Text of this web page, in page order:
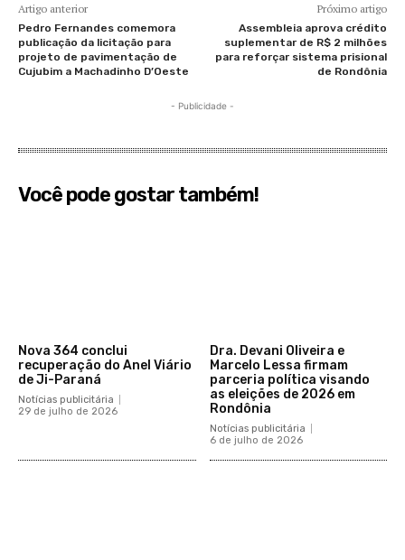
Artigo anterior
Pedro Fernandes comemora
publicação da licitação para
projeto de pavimentação de
Cujubim a Machadinho D’Oeste
Próximo artigo
Assembleia aprova crédito
suplementar de R$ 2 milhões
para reforçar sistema prisional
de Rondônia
- Publicidade -
Você pode gostar também!
Nova 364 conclui
recuperação do Anel Viário
de Ji-Paraná
Notícias publicitária
29 de julho de 2026
Dra. Devani Oliveira e
Marcelo Lessa firmam
parceria política visando
as eleições de 2026 em
Rondônia
Notícias publicitária
6 de julho de 2026